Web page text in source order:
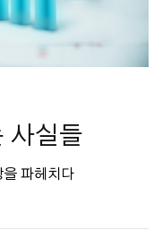
사실들
파헤치다